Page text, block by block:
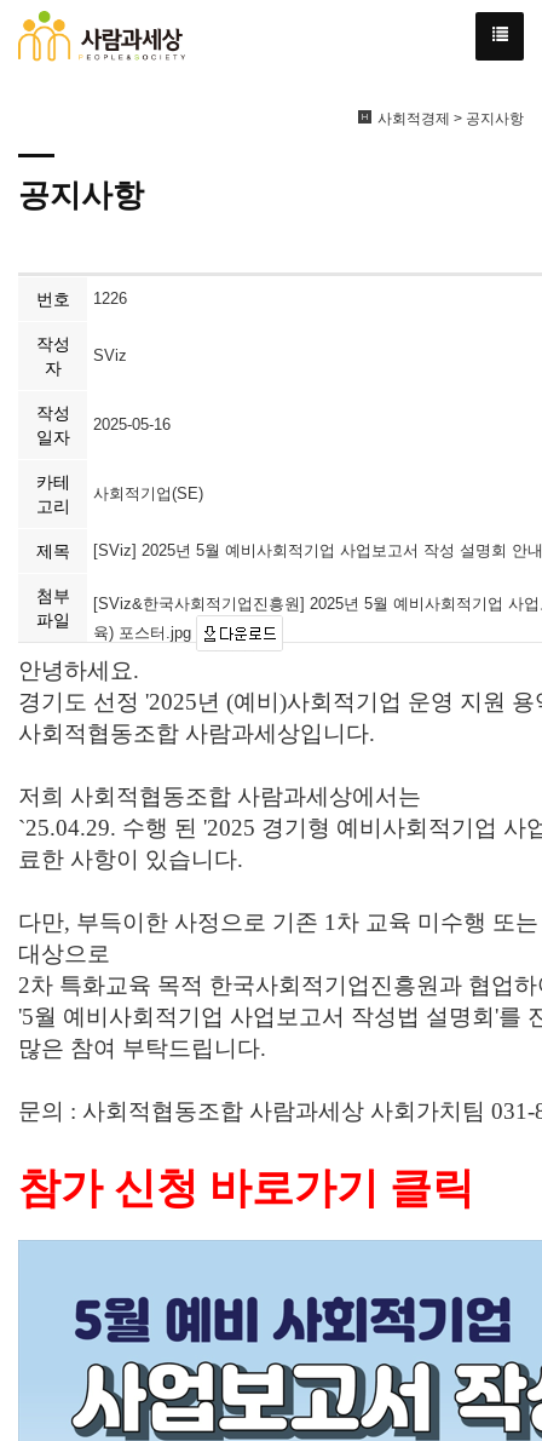
사회적경제 > 공지사항
공지사항
번호 1226
작성
자
SViz
작성
일자
2025-05-16
카테
고리
사회적기업(SE)
제목 [SViz] 2025년 5월 예비사회적기업 사업보고서 작성 설명회 안
첨부
파일
[SViz&한국사회적기업진흥원] 2025년 5월 예비사회적기업 사
육) 포스터.jpg
안녕하세요.
경기도 선정 '2025년 (예비)사회적기업 운영 지원
사회적협동조합 사람과세상입니다.
저희 사회적협동조합 사람과세상에서는
`25.04.29. 수행 된 '2025 경기형 예비사회적기업 사
료한 사항이 있습니다.
다만, 부득이한 사정으로 기존 1차 교육 미수행 또
대상으로
2차 특화교육 목적 한국사회적기업진흥원과 협업하
'5월 예비사회적기업 사업보고서 작성법 설명회'를
많은 참여 부탁드립니다.
문의 : 사회적협동조합 사람과세상 사회가치팀 031-
참가 신청 바로가기 클릭